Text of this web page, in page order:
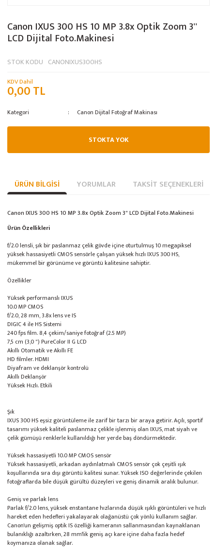
Canon IXUS 300 HS 10 MP 3.8x Optik Zoom 3''
LCD Dijital Foto.Makinesi
STOK KODU CANONIXUS300HS
KDV Dahil
0,00 TL
Kategori Canon Dijital Fotoğraf Makinası
STOKTA YOK
ÜRÜN BILGISI YORUMLAR TAKSIT SEÇENEKLERI
Canon IXUS 300 HS 10 MP 3.8x Optik Zoom 3" LCD Dijital Foto.Makinesi
Ürün Özellikleri
f/2.0 lensli, şık bir paslanmaz çelik gövde içine oturtulmuş 10 megapiksel
yüksek hassasiyetli CMOS sensörle çalışan yüksek hızlı IXUS 300 HS,
mükemmel bir görünüme ve görüntü kalitesine sahiptir.
Özellikler
Yüksek performanslı IXUS
10.0 MP CMOS
f/2.0, 28 mm, 3.8x lens ve IS
DIGIC 4 ile HS Sistemi
240 fps film. 8,4 çekim/saniye fotoğraf (2.5 MP)
7,5 cm (3,0 ") PureColor II G LCD
Akıllı Otomatik ve Akıllı FE
HD filmler. HDMI
Diyafram ve deklanşör kontrolü
Akıllı Deklanşör
Yüksek Hızlı. Etkili
Şık
IXUS 300 HS eşsiz görüntüleme ile zarif bir tarzı bir araya getirir. Açılı, sportif
tasarımı yüksek kaliteli paslanmaz çelikle işlenmiş olan IXUS, mat siyah ve
çelik gümüşü renklerle kullanıldığı her yerde baş döndürmektedir.
Yüksek hassasiyetli 10.0 MP CMOS sensör
Yüksek hassasiyetli, arkadan aydınlatmalı CMOS sensör çok çeşitli ışık
koşullarında sıra dışı görüntü kalitesi sunar. Yüksek ISO değerlerinde çekilen
fotoğraflarda bile düşük gürültü düzeyleri ve geniş dinamik aralık bulunur.
Geniş ve parlak lens
Parlak f/2.0 lens, yüksek enstantane hızlarında düşük ışıklı görüntüleri ve hızlı
hareket eden hedefleri yakalayarak olağanüstü çok yönlü kullanım sağlar.
Canon'un gelişmiş optik IS özelliği kameranın sallanmasından kaynaklanan
bulanıklığı azaltırken, 28 mm'lik geniş açı kare içine daha fazla hedef
koymanıza olanak sağlar.